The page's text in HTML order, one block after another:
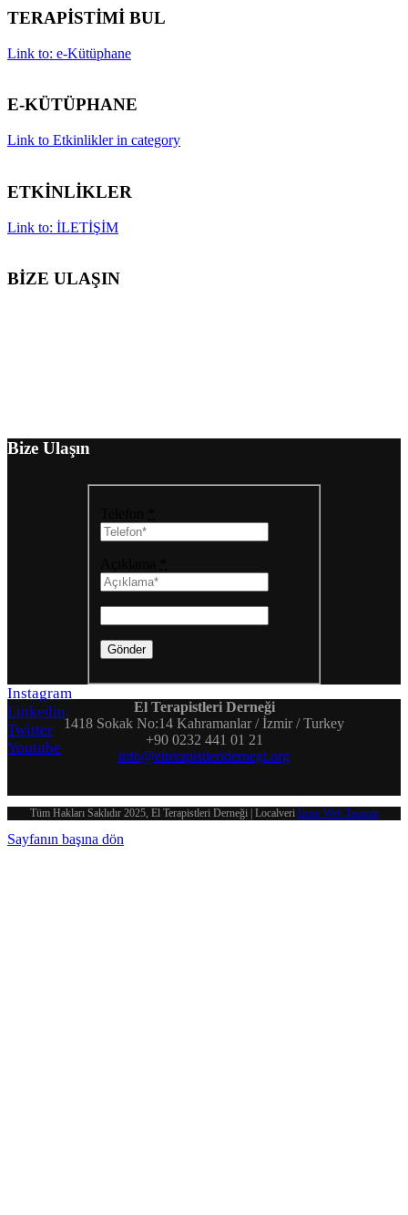
TERAPİSTİMİ BUL
Link to: e-Kütüphane
E-KÜTÜPHANE
Link to Etkinlikler in category
ETKİNLİKLER
Link to: İLETİŞİM
BİZE ULAŞIN
Bize Ulaşın
Instagram
Linkedin
Twitter
Youtube
El Terapistleri Derneği
1418 Sokak No:14 Kahramanlar / İzmir / Turkey
+90 0232 441 01 21
info@elterapistleridernegi.org
Tüm Hakları Saklıdır 2025, El Terapistleri Derneği | Localveri İzmir Web Tasarım
Sayfanın başına dön